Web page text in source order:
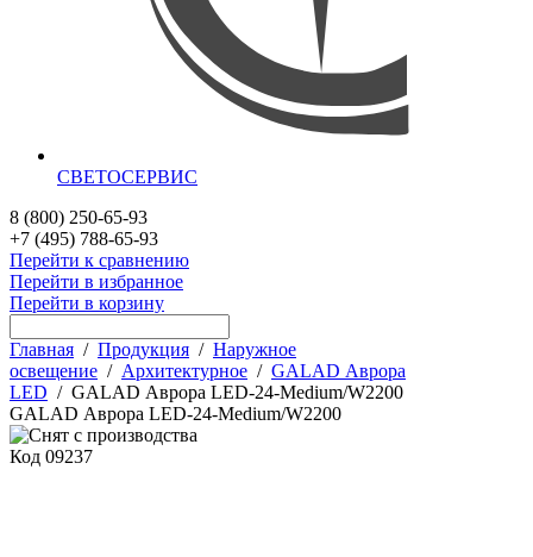
СВЕТОСЕРВИС
8 (800) 250-65-93
+7 (495) 788-65-93
Перейти к сравнению
Перейти в избранное
Перейти в корзину
Главная / Продукция / Наружное
освещение / Архитектурное / GALAD Аврора
LED / GALAD Аврора LED-24-Medium/W2200
GALAD Аврора LED-24-Medium/W2200
Код 09237